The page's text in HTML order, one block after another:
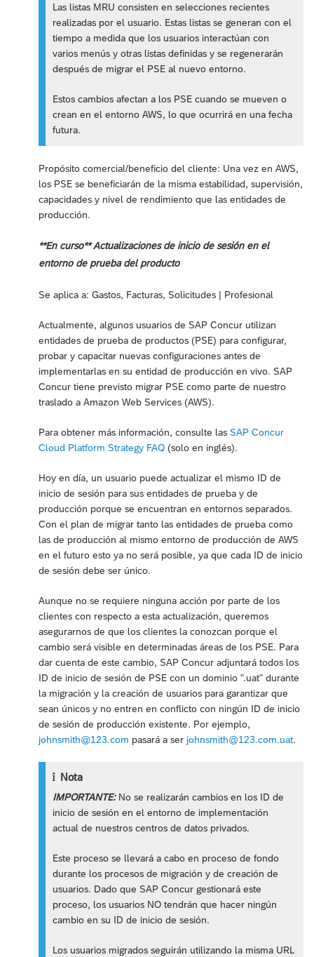
Las listas MRU consisten en selecciones recientes
realizadas por el usuario. Estas listas se generan con el
tiempo a medida que los usuarios interactúan con
varios menús y otras listas definidas y se regenerarán
después de migrar el PSE al nuevo entorno.
Estos cambios afectan a los PSE cuando se mueven o
crean en el entorno AWS, lo que ocurrirá en una fecha
futura.
Propósito comercial/beneficio del cliente: Una vez en AWS,
los PSE se beneficiarán de la misma estabilidad, supervisión,
capacidades y nivel de rendimiento que las entidades de
producción.
**En curso** Actualizaciones de inicio de sesión en el
entorno de prueba del producto
Se aplica a: Gastos, Facturas, Solicitudes | Profesional
Actualmente, algunos usuarios de SAP Concur utilizan
entidades de prueba de productos (PSE) para configurar,
probar y capacitar nuevas configuraciones antes de
implementarlas en su entidad de producción en vivo. SAP
Concur tiene previsto migrar PSE como parte de nuestro
traslado a Amazon Web Services (AWS).
Para obtener más información, consulte las SAP Concur
Cloud Platform Strategy FAQ (solo en inglés).
Hoy en día, un usuario puede actualizar el mismo ID de
inicio de sesión para sus entidades de prueba y de
producción porque se encuentran en entornos separados.
Con el plan de migrar tanto las entidades de prueba como
las de producción al mismo entorno de producción de AWS
en el futuro esto ya no será posible, ya que cada ID de inicio
de sesión debe ser único.
Aunque no se requiere ninguna acción por parte de los
clientes con respecto a esta actualización, queremos
asegurarnos de que los clientes la conozcan porque el
cambio será visible en determinadas áreas de los PSE. Para
dar cuenta de este cambio, SAP Concur adjuntará todos los
ID de inicio de sesión de PSE con un dominio ".uat" durante
la migración y la creación de usuarios para garantizar que
sean únicos y no entren en conflicto con ningún ID de inicio
de sesión de producción existente. Por ejemplo,
johnsmith@123.com pasará a ser johnsmith@123.com.uat.
Nota
IMPORTANTE:No se realizarán cambios en los ID de
inicio de sesión en el entorno de implementación
actual de nuestros centros de datos privados.
Este proceso se llevará a cabo en proceso de fondo
durante los procesos de migración y de creación de
usuarios. Dado que SAP Concur gestionará este
proceso, los usuarios NO tendrán que hacer ningún
cambio en su ID de inicio de sesión.
Los usuarios migrados seguirán utilizando la misma URL